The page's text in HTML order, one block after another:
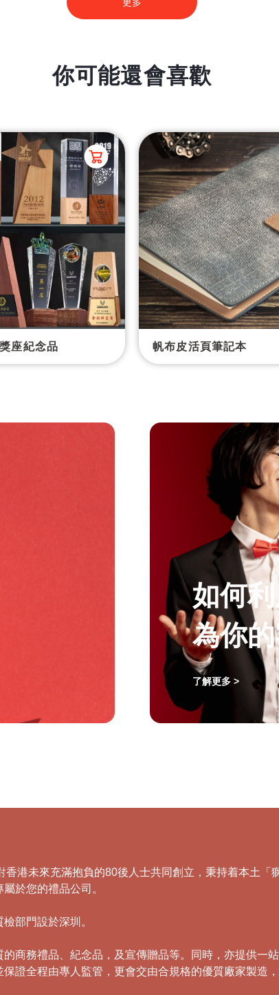
你可能還會喜歡
座紀念品 帆布皮活頁筆記本
如何
為你
了解更多 >
港未來充滿抱負的80後人士共同創立，秉持着本土
於您的禮品公司。
部門設於深圳。
商務禮品、紀念品，及宣傳贈品等。同時，亦提供一
證全程由專人監管，更會交由合規格的優質廠家製造